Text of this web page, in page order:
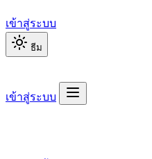
เข้าสู่ระบบ
ธีม
เข้าสู่ระบบ